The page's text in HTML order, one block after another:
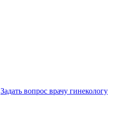
Задать вопрос врачу гинекологу